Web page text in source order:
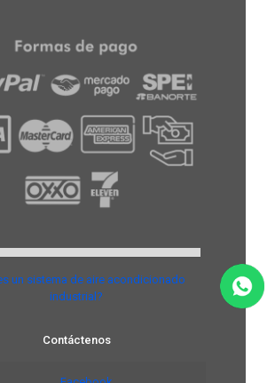
un sistema de aire acondicionado
industrial?
Contáctenos